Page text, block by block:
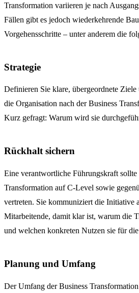
Transformation variieren je nach
Fällen gibt es jedoch wiederkehrende
Vorgehensschritte – unter anderem die
Strategie
Definieren Sie klare, übergeordnete
die Organisation nach der Business
Kurz gefragt: Warum wird sie
Rückhalt sichern
Eine verantwortliche Führungskraft sollte
Transformation auf C-Level sowie
vertreten. Sie kommuniziert die Initiative
Mitarbeitende, damit klar ist, warum die
und welchen konkreten Nutzen sie für
Planung und Umfang
Der Umfang der Business